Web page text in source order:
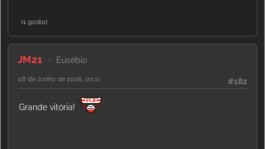
(1 gosto)
JM21 Eusébio
#182
08 de Junho de 2026, 00:11
Grande vitória!